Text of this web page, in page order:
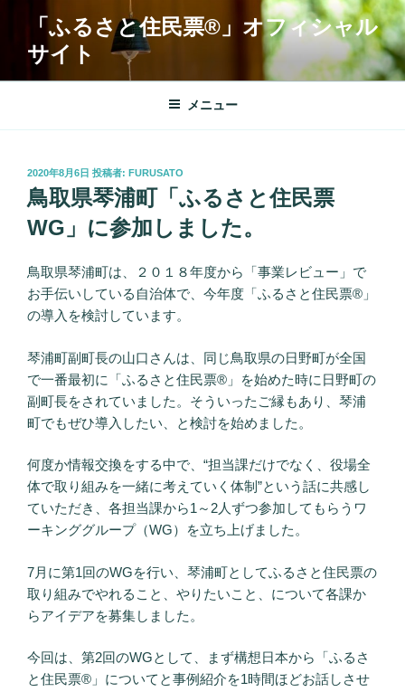
「ふるさと住民票®︎」オフィシャル
サイト
メニュー
投
稿
日:
2020年8月6日 投稿者: FURUSATO
鳥取県琴浦町「ふるさと住民票
WG」に参加しました。
鳥取県琴浦町は、２０１８年度から「事業レビュー」で
お手伝いしている自治体で、今年度「ふるさと住民票®」
の導入を検討しています。
琴浦町副町長の山口さんは、同じ鳥取県の日野町が全国
で一番最初に「ふるさと住民票®」を始めた時に日野町の
副町長をされていました。そういったご縁もあり、琴浦
町でもぜひ導入したい、と検討を始めました。
何度か情報交換をする中で、“担当課だけでなく、役場全
体で取り組みを一緒に考えていく体制”という話に共感し
ていただき、各担当課から1～2人ずつ参加してもらうワ
ーキンググループ（WG）を立ち上げました。
7月に第1回のWGを行い、琴浦町としてふるさと住民票の
取り組みでやれること、やりたいこと、について各課か
らアイデアを募集しました。
今回は、第2回のWGとして、まず構想日本から「ふるさ
と住民票®」についてと事例紹介を1時間ほどお話しさせ